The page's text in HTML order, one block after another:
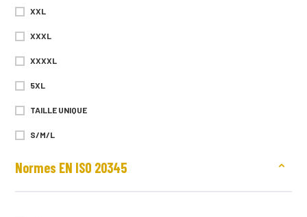
XXL
XXXL
XXXXL
5XL
TAILLE UNIQUE
S/M/L
Normes EN ISO 20345